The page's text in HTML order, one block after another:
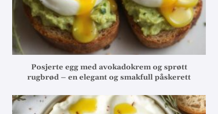
Posjerte egg med avokadokrem og sprøtt
rugbrød – en elegant og smakfull påskerett